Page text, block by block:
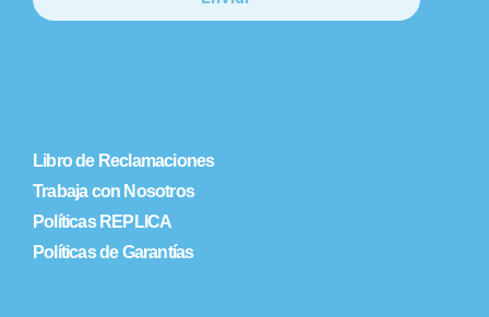
Libro de Reclamaciones
Trabaja con Nosotros
Políticas REPLICA
Políticas de Garantías